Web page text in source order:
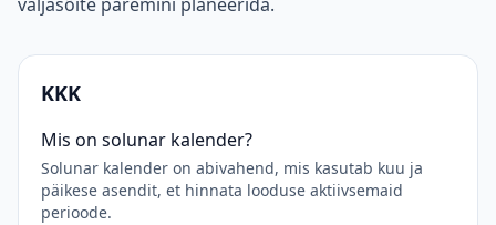
KKK
Mis on solunar kalender?
Solunar kalender on abivahend, mis kasutab kuu ja
päikese asendit, et hinnata looduse aktiivsemaid
perioode.